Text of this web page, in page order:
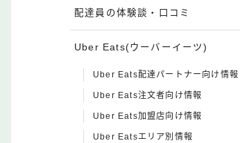
配達員の体験談・口コミ
Uber Eats(ウーバーイーツ)
Uber Eats配達パートナー向け情報
Uber Eats注文者向け情報
Uber Eats加盟店向け情報
Uber Eatsエリア別情報